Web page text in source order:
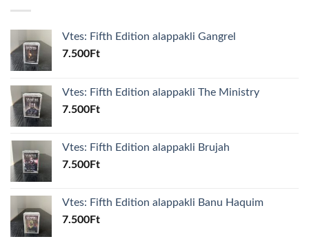
Vtes: Fifth Edition alappakli Gangrel
7.500Ft
Vtes: Fifth Edition alappakli The Ministry
7.500Ft
Vtes: Fifth Edition alappakli Brujah
7.500Ft
Vtes: Fifth Edition alappakli Banu Haquim
7.500Ft